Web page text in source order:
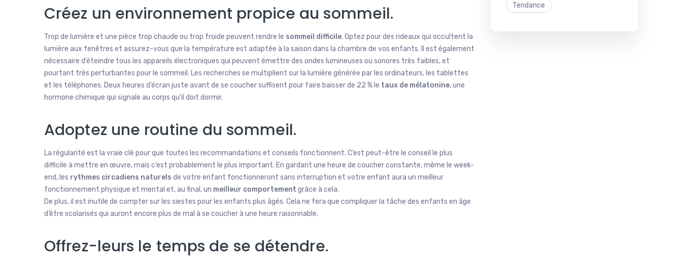
Créez un environnement propice au sommeil.
Trop de lumière et une pièce trop chaude ou trop froide peuvent rendre le sommeil difficile. Optez pour des rideaux qui occultent la
lumière aux fenêtres et assurez-vous que la température est adaptée à la saison dans la chambre de vos enfants. Il est également
nécessaire d’éteindre tous les appareils électroniques qui peuvent émettre des ondes lumineuses ou sonores très faibles, et
pourtant très perturbantes pour le sommeil. Les recherches se multiplient sur la lumière générée par les ordinateurs, les tablettes
et les téléphones. Deux heures d’écran juste avant de se coucher suffisent pour faire baisser de 22 % le taux de mélatonine, une
hormone chimique qui signale au corps qu’il doit dormir.
Adoptez une routine du sommeil.
La régularité est la vraie clé pour que toutes les recommandations et conseils fonctionnent. C’est peut-être le conseil le plus
difficile à mettre en œuvre, mais c’est probablement le plus important. En gardant une heure de coucher constante, même le week-
end, les rythmes circadiens naturels de votre enfant fonctionneront sans interruption et votre enfant aura un meilleur
fonctionnement physique et mental et, au final, un meilleur comportement grâce à cela.
De plus, il est inutile de compter sur les siestes pour les enfants plus âgés. Cela ne fera que compliquer la tâche des enfants en âge
d’être scolarisés qui auront encore plus de mal à se coucher à une heure raisonnable.
Offrez-leurs le temps de se détendre.
Tendance